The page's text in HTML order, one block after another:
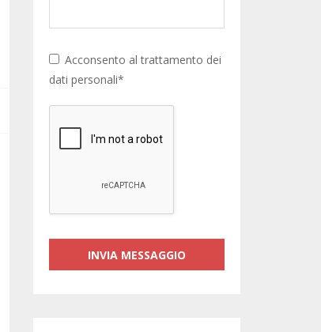
Acconsento al trattamento dei
dati personali*